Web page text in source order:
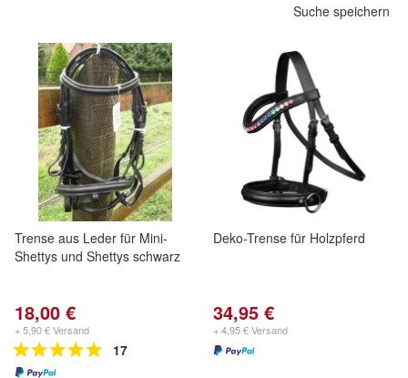
Suche speichern
Trense aus Leder für Mini-
Shettys und Shettys schwarz
18,00 €
+ 5,90 € Versand
17
Deko-Trense für Holzpferd
34,95 €
+ 4,95 € Versand